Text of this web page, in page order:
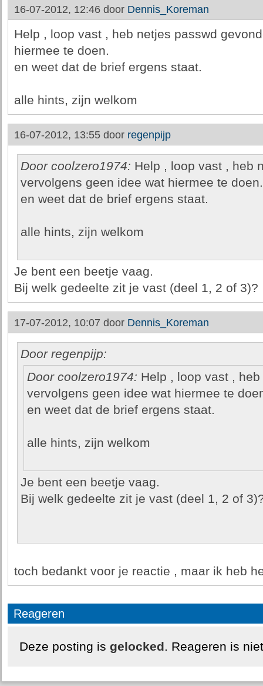
16-07-2012, 12:46 door Dennis_Koreman
Help , loop vast , heb netjes passwd
hiermee te doen.
en weet dat de brief ergens staat.
alle hints, zijn welkom
16-07-2012, 13:55 door regenpijp
Door coolzero1974: Help , loop vast , heb
vervolgens geen idee wat hiermee te doen.
en weet dat de brief ergens staat.
alle hints, zijn welkom
Je bent een beetje vaag.
Bij welk gedeelte zit je vast (deel 1, 2 of 3)?
17-07-2012, 10:07 door Dennis_Koreman
Door regenpijp:
Door coolzero1974: Help , loop vast ,
vervolgens geen idee wat hiermee te
en weet dat de brief ergens staat.
alle hints, zijn welkom
Je bent een beetje vaag.
Bij welk gedeelte zit je vast (deel 1, 2 of
toch bedankt voor je reactie , maar ik heb
Reageren
Deze posting is gelocked. Reageren is